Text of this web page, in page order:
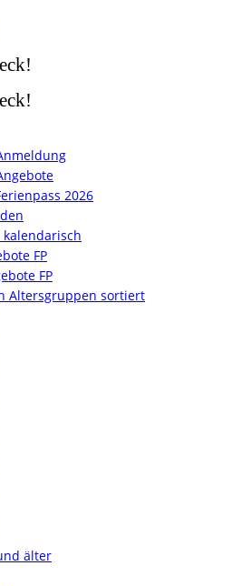
2026
kalendarisch
FP
FP
Altersgruppen sortiert
älter